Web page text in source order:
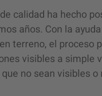
calidad ha hecho
años. Con la
terreno, el proceso
visibles a simple
no sean visibles